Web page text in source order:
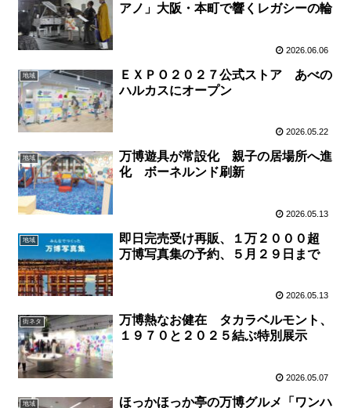
アノ」大阪・本町で響くレガシーの輪
2026.06.06
地域
ＥＸＰＯ２０２７公式ストア あべの
ハルカスにオープン
2026.05.22
地域
万博遊具が常設化 親子の居場所へ進
化 ボーネルンド刷新
2026.05.13
地域
即日完売受け再販、１万２０００超
万博写真集の予約、５月２９日まで
2026.05.13
街ネタ
万博熱なお健在 タカラベルモント、
１９７０と２０２５結ぶ特別展示
2026.05.07
地域
ほっかほっか亭の万博グルメ「ワンハ